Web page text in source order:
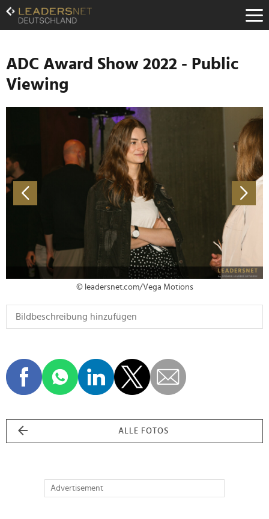
Zum
Inhalt
Zur
Navigation
Zur
Hauptnavigation
ADC Award Show 2022 - Public
Viewing
© leadersnet.com/Vega Motions
ALLE FOTOS
Advertisement